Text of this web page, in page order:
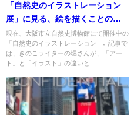
「自然史のイラストレーション
展」に見る、絵を描くことの意
味
現在、大阪市立自然史博物館にて開催中の
「自然史のイラストレーション」｡ 記事で
は、きのこライターの堀さんが、「アー
ト」と「イラスト」の違いと...